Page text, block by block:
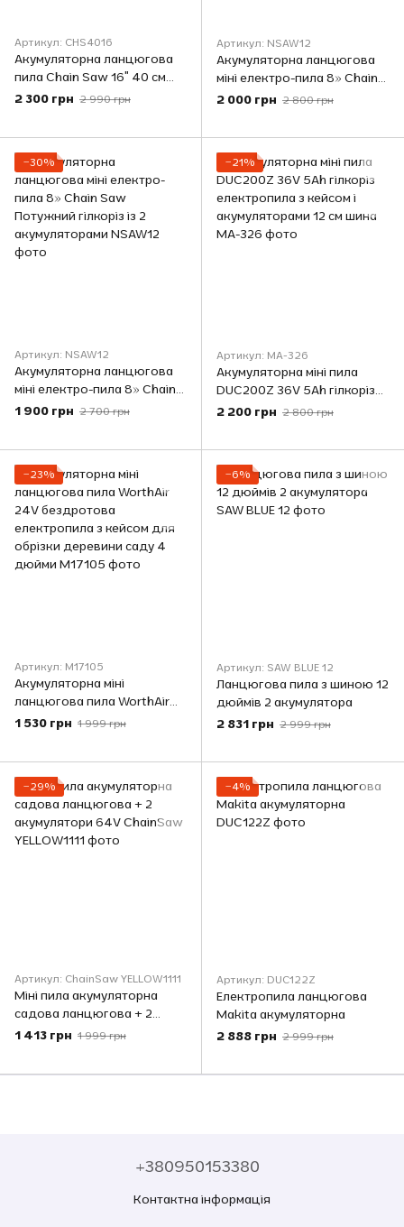
Артикул: CHS4016
Акумуляторна ланцюгова
пила Chain Saw 16″ 40 см
2500 Вт в кейсі з 2
2 300 грн 2 990 грн
Артикул: NSAW12
Акумуляторна ланцюгова
міні електро-пила 8» Chain
Saw Потужний гілкоріз із 2
2 000 грн 2 800 грн
−30%
Артикул: NSAW12
Акумуляторна ланцюгова
міні електро-пила 8» Chain
Saw Потужний гілкоріз із 2
1 900 грн 2 700 грн
−21%
Артикул: MA-326
Акумуляторна міні пила
DUC200Z 36V 5Ah гілкоріз
електропила з кейсом і
2 200 грн 2 800 грн
−23%
Артикул: M17105
Акумуляторна міні
ланцюгова пила WorthAir
24V бездротова
дюйми
1 530 грн 1 999 грн
−6%
Артикул: SAW BLUE 12
Ланцюгова пила з шиною 12
дюймів 2 акумулятора
2 831 грн 2 999 грн
−29%
Артикул: ChainSaw YELLOW1111
Міні пила акумуляторна
садова ланцюгова + 2
акумулятори 64V
1 413 грн 1 999 грн
−4%
Артикул: DUC122Z
Електропила ланцюгова
Makita акумуляторна
2 888 грн 2 999 грн
+380950153380
Контактна інформація